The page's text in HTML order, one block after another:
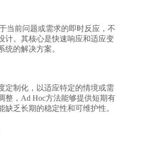
当前问题或需求的即时反应，不
计。其核心是快速响应和适应变
统的解决方案。
定制化，以适应特定的情境或需
整，Ad Hoc方法能够提供短期有
缺乏长期的稳定性和可维护性。